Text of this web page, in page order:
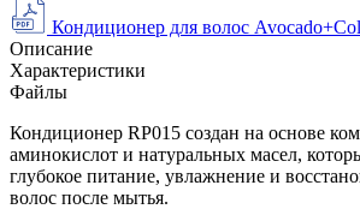
Кондиционер для волос
Описание
Характеристики
Файлы
Кондиционер RP015 создан на основе
аминокислот и натуральных масел,
глубокое питание, увлажнение и
волос после мытья.